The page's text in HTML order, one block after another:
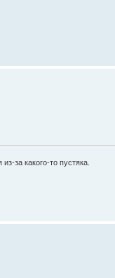
за какого-то пустяка.